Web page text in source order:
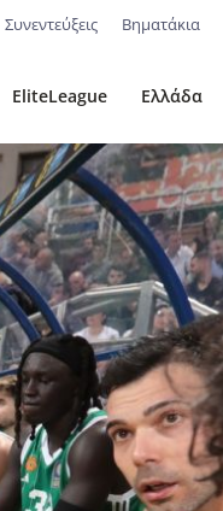
Συνεντεύξεις Βηματάκια
EliteLeague Ελλάδα